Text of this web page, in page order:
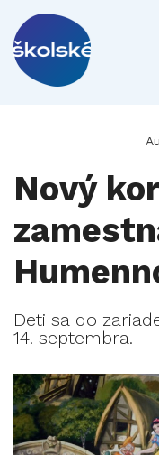
Nový
Deti sa do
14. septembra.